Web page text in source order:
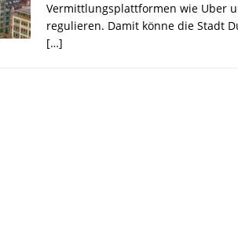
Vermittlungsplattformen wie Uber
regulieren. Damit könne die Stadt
[…]